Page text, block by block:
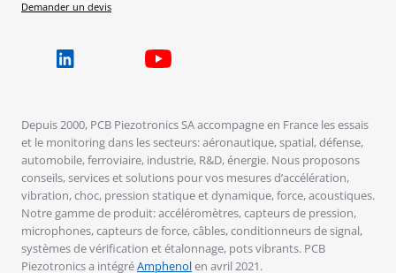
Demander un devis
Depuis 2000, PCB Piezotronics SA accompagne en France les essais
et le monitoring dans les secteurs: aéronautique, spatial, défense,
automobile, ferroviaire, industrie, R&D, énergie. Nous proposons
conseils, services et solutions pour vos mesures d’accélération,
vibration, choc, pression statique et dynamique, force, acoustiques.
Notre gamme de produit: accéléromètres, capteurs de pression,
microphones, capteurs de force, câbles, conditionneurs de signal,
systèmes de vérification et étalonnage, pots vibrants. PCB
Piezotronics a intégréAmphenolen avril 2021.